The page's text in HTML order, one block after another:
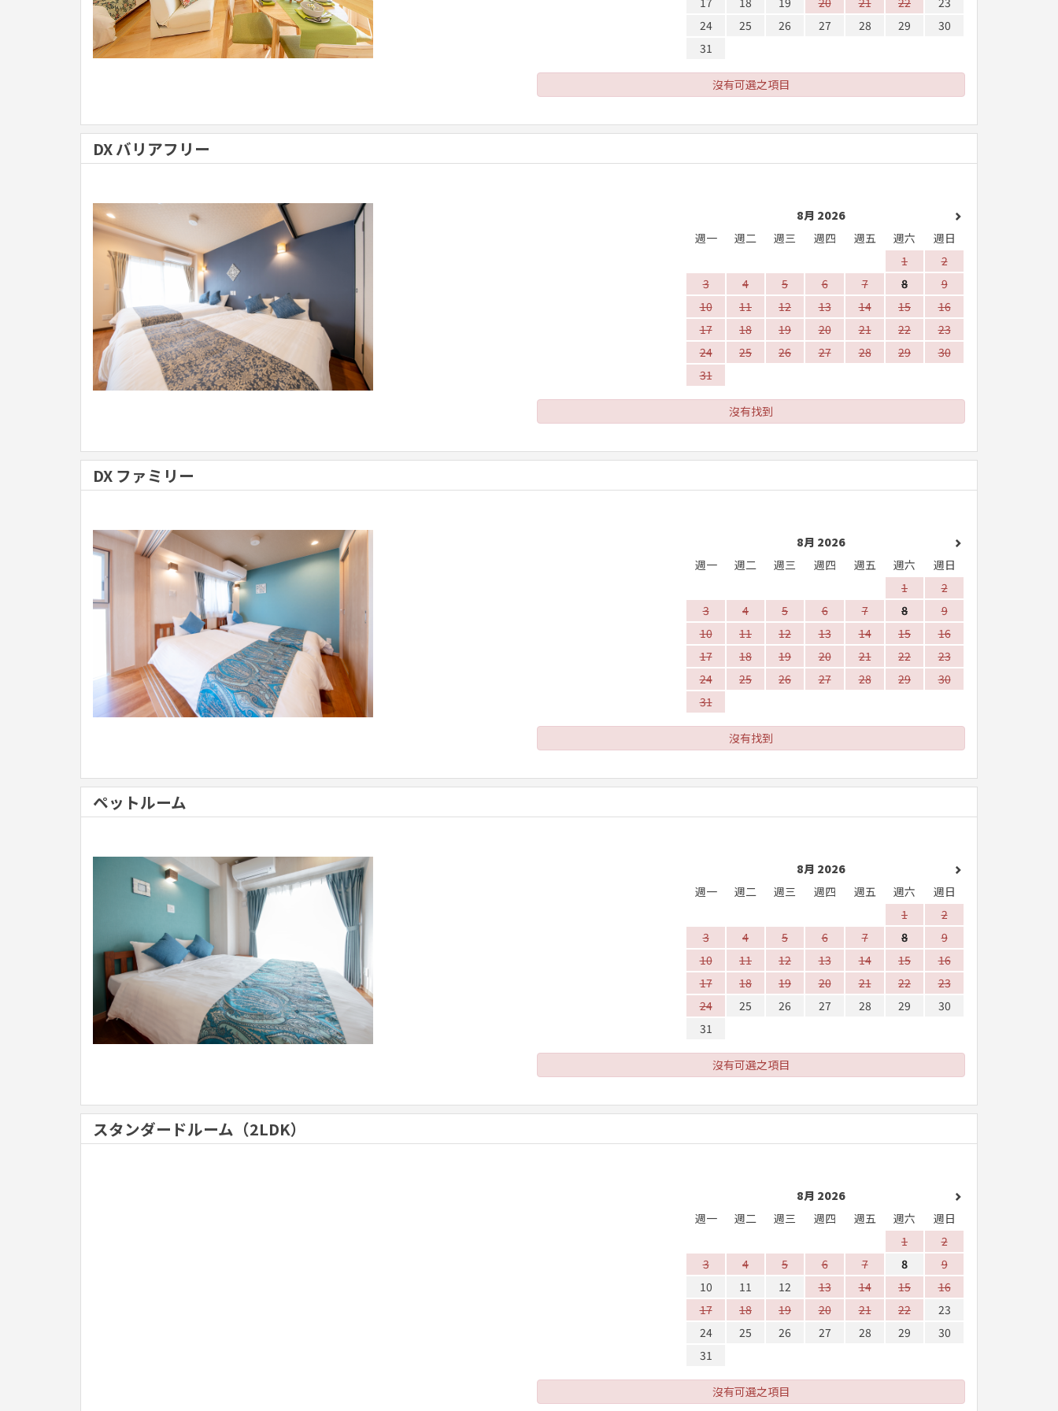
24
25 26 27 28 29
30
31
沒有可選之項目
DX バリアフリー
8月 2026
週一
週二 週三 週四 週五 週六
週日
1
2
3
4 5 6 7 8
9
10
11 12 13 14 15
16
17
18 19 20 21 22
23
24
25 26 27 28 29
30
31
沒有找到
DX ファミリー
8月 2026
週一
週二 週三 週四 週五 週六
週日
1
2
3
4 5 6 7 8
9
10
11 12 13 14 15
16
17
18 19 20 21 22
23
24
25 26 27 28 29
30
31
沒有找到
ペットルーム
8月 2026
週一
週二 週三 週四 週五 週六
週日
1
2
3
4 5 6 7 8
9
10
11 12 13 14 15
16
17
18 19 20 21 22
23
24
25 26 27 28 29
30
31
沒有可選之項目
スタンダードルーム（2LDK）
8月 2026
週一
週二 週三 週四 週五 週六
週日
1
2
3
4 5 6 7 8
9
10
11 12 13 14 15
16
17
18 19 20 21 22
23
24
25 26 27 28 29
30
31
沒有可選之項目